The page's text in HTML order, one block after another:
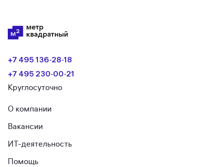
+7 495 136‑28‑18
+7 495 230‑00‑21
Круглосуточно
О компании
Вакансии
ИТ-деятельность
Помощь